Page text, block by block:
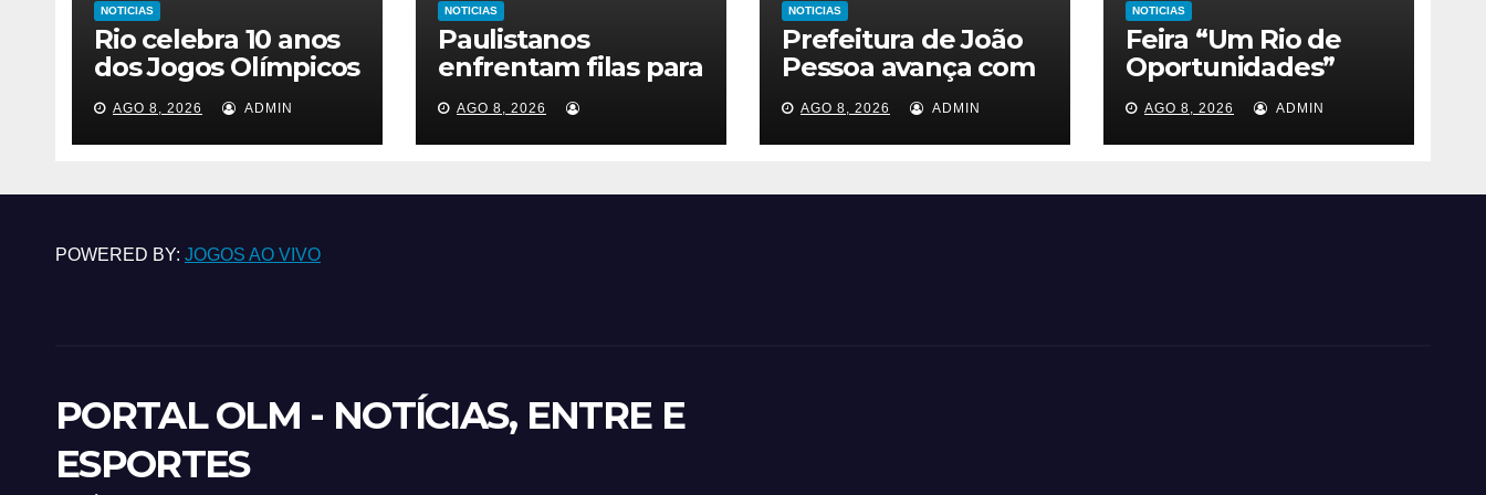
NOTICIAS
Rio celebra 10 anos
dos Jogos Olímpicos
e Paralímpicos 2016
no Parque Olímpico
da Barra – Prefeitura
Janeiro
AGO 8, 2026 ADMIN
NOTICIAS
Paulistanos
enfrentam filas para
tomar vacina contra
sarampo
AGO 8, 2026
NOTICIAS
Prefeitura de João
Pessoa avança com
projetos de
corredores viários
para sistema de
AGO 8, 2026 ADMIN
NOTICIAS
Feira “Um Rio de
Oportunidades”
volta ao Terminal
Gentileza com
vagas e 4.194 cursos
Prefeitura da
AGO 8, 2026 ADMIN
POWERED BY: JOGOS AO VIVO
PORTAL OLM - NOTÍCIAS, ENTRE E
ESPORTES